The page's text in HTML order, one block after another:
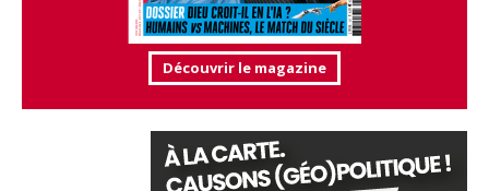
Découvrir le magazine